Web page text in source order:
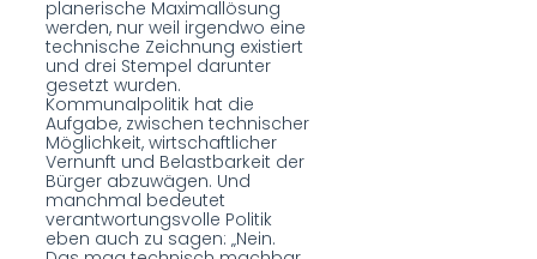
planerische Maximallösung
werden, nur weil irgendwo eine
technische Zeichnung existiert
und drei Stempel darunter
gesetzt wurden.
Kommunalpolitik hat die
Aufgabe, zwischen technischer
Möglichkeit, wirtschaftlicher
Vernunft und Belastbarkeit der
Bürger abzuwägen. Und
manchmal bedeutet
verantwortungsvolle Politik
eben auch zu sagen: „Nein.